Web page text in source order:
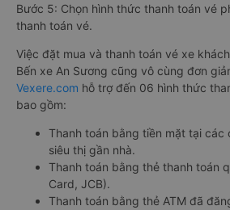
Bước 5: Chọn hình thức thanh toán vé
thanh toán vé.
Việc đặt mua và thanh toán vé xe
Bến xe An Sương cũng vô cùng đơn
Vexere.com hỗ trợ đến 06 hình thức
bao gồm:
Thanh toán bằng tiền mặt tại các
siêu thị gần nhà.
Thanh toán bằng thẻ thanh toán
Card, JCB).
Thanh toán bằng thẻ ATM đã